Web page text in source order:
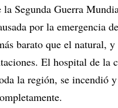
la Segunda Guerra
por la emergencia
barato que el natural,
El hospital de la
la región, se incendió